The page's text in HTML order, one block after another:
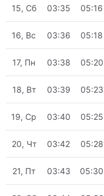
15, Сб 03:35 05:16
16, Вс 03:36 05:18
17, Пн 03:38 05:20
18, Вт 03:39 05:23
19, Ср 03:40 05:25
20, Чт 03:42 05:28
21, Пт 03:43 05:30